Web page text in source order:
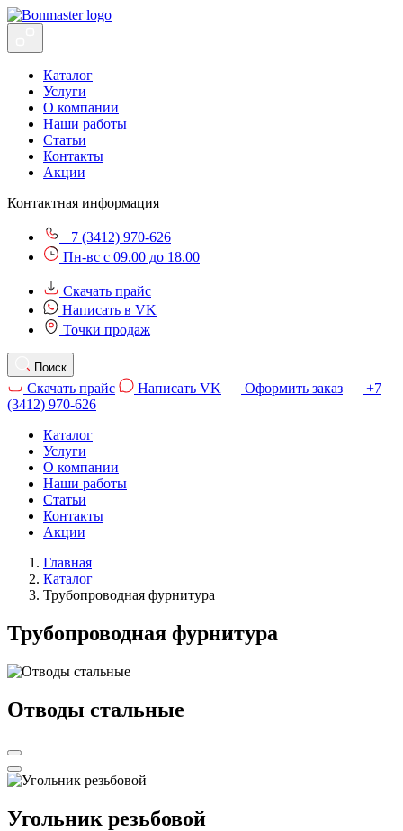
Каталог
Услуги
О компании
Наши работы
Статьи
Контакты
Акции
Контактная информация
+7 (3412) 970-626
Пн-вс с 09.00 до 18.00
Скачать прайс
Написать в VK
Точки продаж
Поиск
Скачать прайс Написать VK Оформить заказ
+7
(3412) 970-626
Каталог
Услуги
О компании
Наши работы
Статьи
Контакты
Акции
Главная
Каталог
Трубопроводная фурнитура
Трубопроводная фурнитура
Отводы стальные
Угольник резьбовой